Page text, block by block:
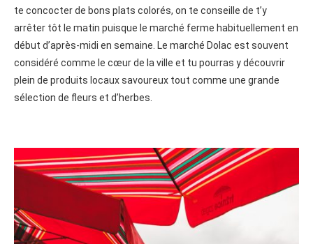
te concocter de bons plats colorés, on te conseille de t’y
arrêter tôt le matin puisque le marché ferme habituellement en
début d’après-midi en semaine. Le marché Dolac est souvent
considéré comme le cœur de la ville et tu pourras y découvrir
plein de produits locaux savoureux tout comme une grande
sélection de fleurs et d’herbes.